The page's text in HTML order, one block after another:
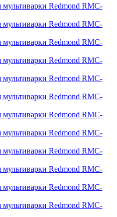
мультиварки Redmond RMC-
мультиварки Redmond RMC-
мультиварки Redmond RMC-
мультиварки Redmond RMC-
мультиварки Redmond RMC-
мультиварки Redmond RMC-
мультиварки Redmond RMC-
мультиварки Redmond RMC-
мультиварки Redmond RMC-
мультиварки Redmond RMC-
мультиварки Redmond RMC-
мультиварки Redmond RMC-